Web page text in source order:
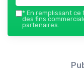
* En remplissant ce
des fins
partenaires.